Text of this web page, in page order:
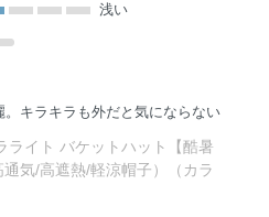
浅い
キラキラも外だと気にならない
ライト バケットハット【酷暑
気/高遮熱/軽涼帽子）（カラ